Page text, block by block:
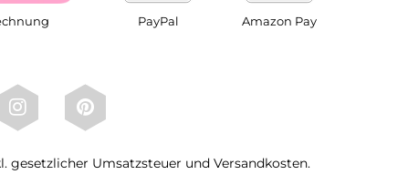
PayPal Amazon Pay
gesetzlicher Umsatzsteuer und Versandkosten.